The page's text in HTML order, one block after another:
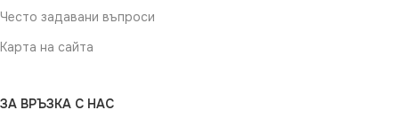
Често задавани въпроси
Карта на сайта
ЗА ВРЪЗКА С НАС